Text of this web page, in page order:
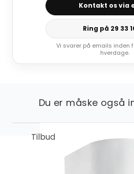
Kontakt os via
Ring på 29 33
Vi svarer på emails inden
hverdage.
Du er måske også
Tilbud